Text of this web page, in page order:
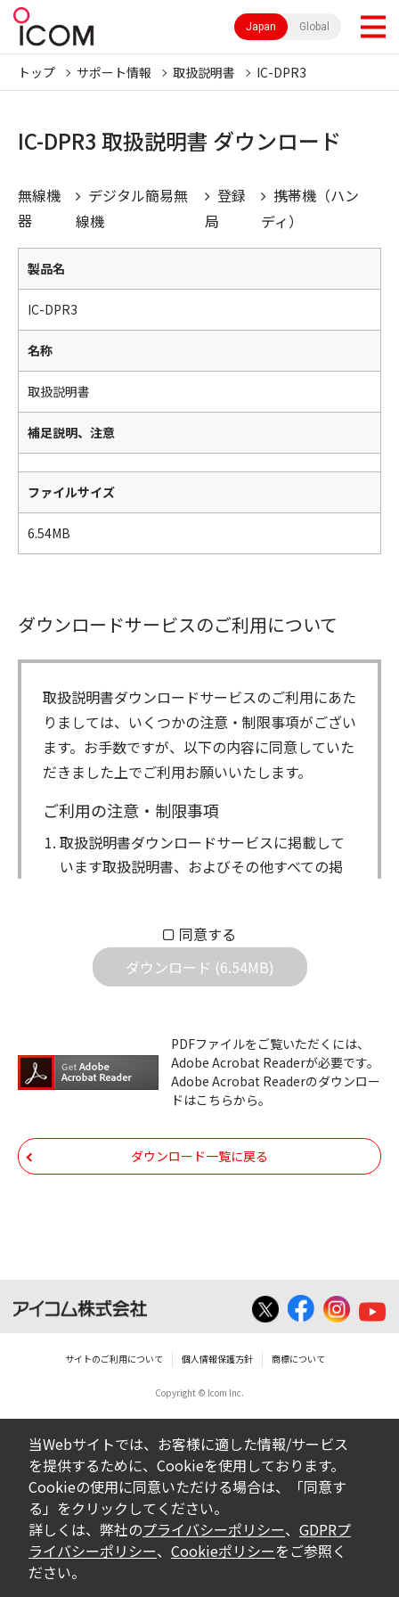
Japan Global
トップ サポート情報 取扱説明書 IC-DPR3
IC-DPR3 取扱説明書 ダウンロード
無線機
器
デジタル簡易無
線機
登録
局
携帯機（ハン
ディ）
製品名
IC-DPR3
名称
取扱説明書
補足説明、注意
ファイルサイズ
6.54MB
ダウンロードサービスのご利用について
取扱説明書ダウンロードサービスのご利用にあた
りましては、いくつかの注意・制限事項がござい
ます。お手数ですが、以下の内容に同意していた
だきました上でご利用お願いいたします。
ご利用の注意・制限事項
取扱説明書ダウンロードサービスに掲載して
います取扱説明書、およびその他すべての掲
属します。ダウンロードした取扱説明書は、
個人が本来の目的でご使用されることは可能
ですが、権利者の許諾を得ることなく、以下
ダウンロードした取扱説明書は、複製、賃
貸、改変、公衆送信、または公衆送信可能
化することはできません。
いは無償を問わず、第三者に譲渡あるいは
使用させる事ができません。
ダウンロードした取扱説明書等に使用され
の転用は一切出来ません。
ダウンロードした取扱説明書およびその他す
べての掲載物の変更は一切行わないでくださ
い。お客様による内容の変更により、何らか
の欠陥が生じたとしても、弊社では一切の保
証をいたしません。また、内容の変更の結
果、万一お客様に損害が生じたとしても、弊
社及び販売店等は一切の責任を負いません。
掲載の取扱説明書等は、製品発売当時の内容
同意する
ダウンロード (6.54MB)
PDFファイルをご覧いただくには、
Adobe Acrobat Readerが必要です。
Adobe Acrobat Readerのダウンロー
ドはこちらから。
ダウンロード一覧に戻る
サイトのご利用について 個人情報保護方針 商標について
Copyright © Icom Inc.
当Webサイトでは、お客様に適した情報/サービス
を提供するために、Cookieを使用しております。
Cookieの使用に同意いただける場合は、「同意す
る」をクリックしてください。
詳しくは、弊社のプライバシーポリシー、 GDPRプ
ライバシーポリシー、 Cookieポリシーをご参照く
ださい。